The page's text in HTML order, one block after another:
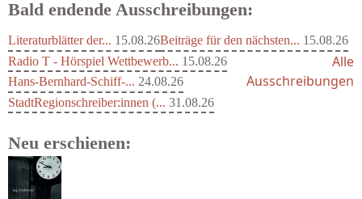
Bald endende Ausschreibungen:
Literaturblätter der... 15.08.26Beiträge für den nächsten... 15.08.26
Radio T - Hörspiel Wettbewerb... 15.08.26
Hans-Bernhard-Schiff-... 24.08.26
StadtRegionschreiber:innen (... 31.08.26
Alle
Ausschreibungen
Neu erschienen: